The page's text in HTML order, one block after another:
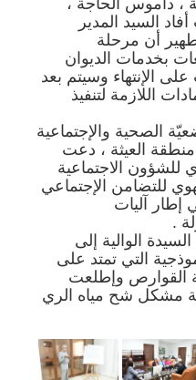
السيد المدير
أن مرحلة
بخدمات الديوان
الإنتهاء وسيتم بعد
اللازمة لتنفيذ
الصحية والإجتماعية
العيثة ، دعت
للشؤون الاجتماعية
للتضامن الإجتماعي
إطار آليات
.
الوالية إلى
التي تمتد على
القوارص وإطلعت
مشكل شح مياه الري